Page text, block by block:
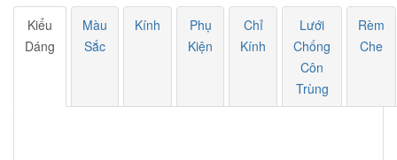
Kiểu
Dáng
Màu
Sắc
Kính
Phụ
Kiện
Chỉ
Kính
Lưới
Chống
Côn
Trùng
Rèm
Che